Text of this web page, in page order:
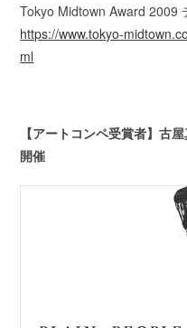
Tokyo Midtown Award 2009
https://www.tokyo-
ml
【アートコンペ受賞者】古
開催